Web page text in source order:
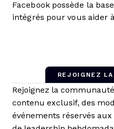
Facebook possède la
intégrés pour vous aider
REJOIGNEZ
Rejoignez la
contenu exclusif, des
événements réservés